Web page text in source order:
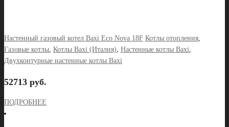
Настенный газовый котел Baxi Eco Nova 18F Котлы отопления
Газовые котлы Котлы Baxi (Италия) Настенные котлы Baxi
Двухконтурные настенные котлы Baxi
52713 руб.
ПОДРОБНЕЕ